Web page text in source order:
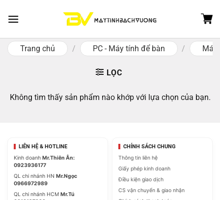
Trang chủ
/ PC - Máy tính để bàn / Máy
LỌC
Không tìm thấy sản phẩm nào khớp với lựa chọn của bạn.
LIÊN HỆ & HOTLINE
Kinh doanh Mr.Thiên Ân:
0923936177
QL chi nhánh HN Mr.Ngọc
0966972989
QL chi nhánh HCM Mr.Tú
CHÍNH SÁCH CHUNG
Thông tin liên hệ
Giấy phép kinh doanh
Điều kiện giao dịch
CS vận chuyển & giao nhận